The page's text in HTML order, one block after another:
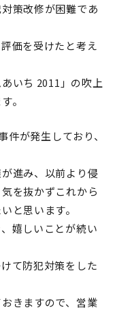
策改修が困難であ
価を受けたと考え
いち 2011」の吹上
。
が発生しており、
進み、以前より侵
を抜かずこれから
と思います。
嬉しいことが続い
て防犯対策をした
きますので、営業